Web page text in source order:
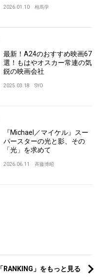
2026.01.10 相馬学
最新！A24のおすすめ映画67
選！もはやオスカー常連の気
鋭の映画会社
2025.03.18 SYO
『Michael／マイケル』スー
パースターの光と影、その
「光」を求めて
2026.06.11 斉藤博昭
「RANKING」をもっと見る